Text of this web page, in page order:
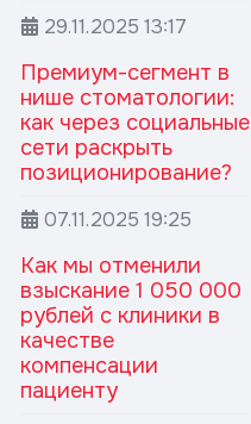
29.11.2025 13:17
Премиум-сегмент в
нише стоматологии:
как через социальные
сети раскрыть
позиционирование?
07.11.2025 19:25
Как мы отменили
взыскание 1 050 000
рублей с клиники в
качестве
компенсации
пациенту